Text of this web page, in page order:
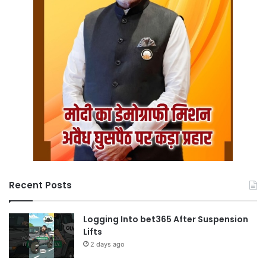
Recent Posts
Logging Into bet365 After Suspension
Lifts
2 days ago